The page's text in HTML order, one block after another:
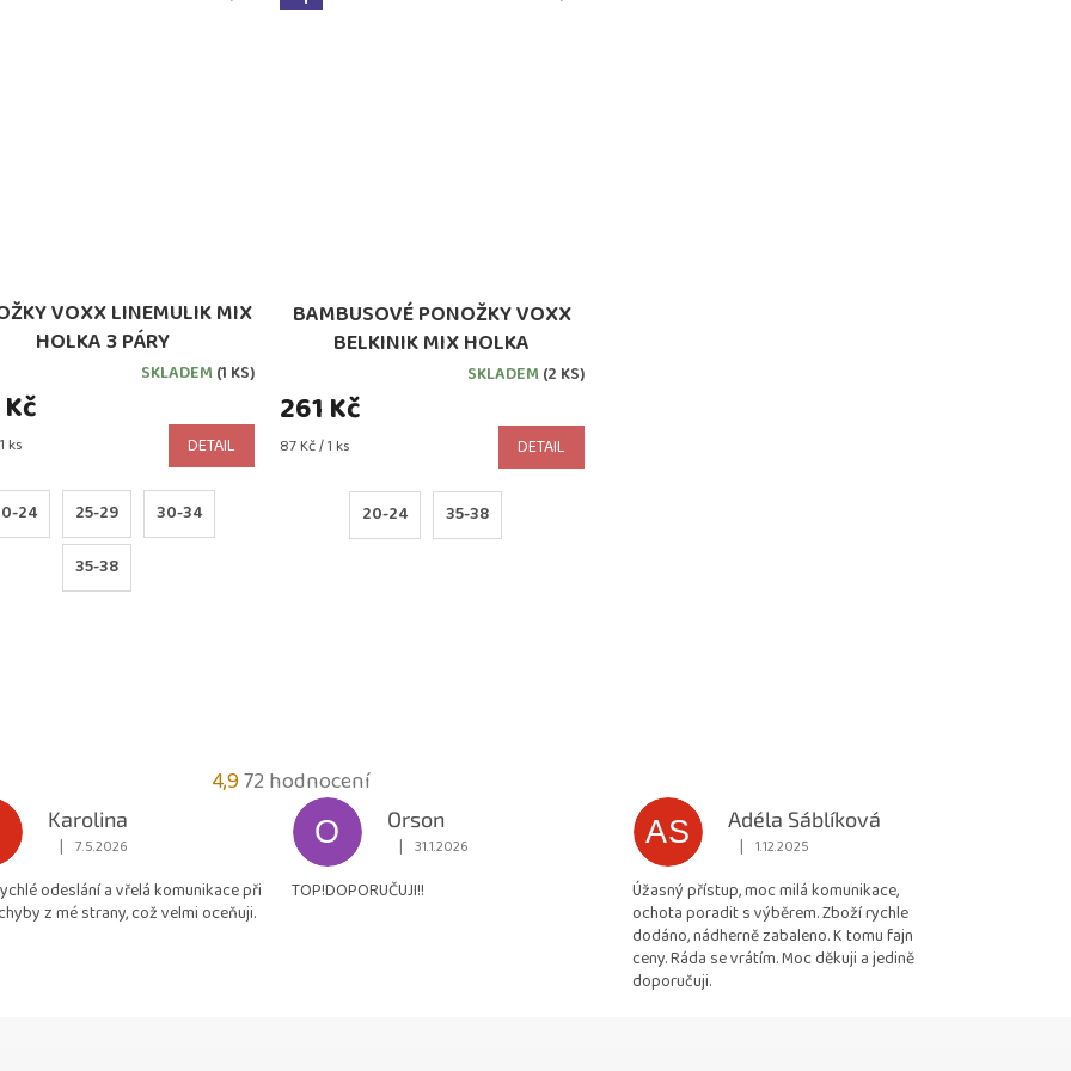
VOXX LINEMULIK MIX
HOLKA 3 PÁRY
SKLADEM (1 KS)
ks DETAIL
24 25-29 30-34
35-38
BAMBUSOVÉ PONOŽKY VOXX
BELKINIK MIX HOLKA
SKLADEM (2 KS)
261 Kč
Měrná
87 Kč / 1 ks DETAIL
20-24 35-38
4,9Průměrné
hodnocení
obchodu
4,9
z
72 hodnocení
Karolina
Hodnocení obchodu je 5 z 5 hvězdiček.
| 7.5.2026
odeslání a vřelá komunikace při
z mé strany, což velmi oceňuji.
O
Orson
Hodnocení obchodu je 5 z 5 hvězdiček.
| 31.1.2026
TOP!DOPORUČUJI!!
AS
Adéla Sáblíková
Hodnocení obchodu je 5 z 5 hvězdiček.
| 1.12.2025
Úžasný přístup, moc milá komunikace,
ochota poradit s výběrem. Zboží rychle
dodáno, nádherně zabaleno. K tomu fajn
ceny. Ráda se vrátím. Moc děkuji a jedině
doporučuji.